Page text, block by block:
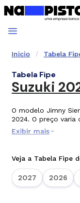
Inicio Tabela
Tabela Fipe
Suzuki
O modelo Jimny
2024. O preço varia
Exibir mais
Veja a Tabela Fipe
2027 2026